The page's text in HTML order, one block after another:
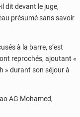
dit devant le juge,
présumé sans savoir
à la barre, s’est
reprochés, ajoutant «
» durant son séjour à
AG Mohamed,